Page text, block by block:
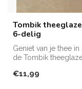
Tombik
6-delig
Geniet van je thee
de Tombik
€11,99